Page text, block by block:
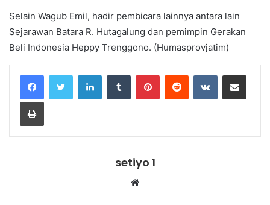
Selain Wagub Emil, hadir pembicara lainnya antara lain
Sejarawan Batara R. Hutagalung dan pemimpin Gerakan
Beli Indonesia Heppy Trenggono. (Humasprovjatim)
LinkedInTumblr PinterestReddit VKontakteShare via Email
Print
setiyo 1
Website